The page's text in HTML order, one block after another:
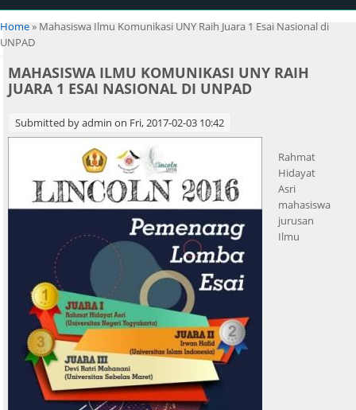
You are here
Home» Mahasiswa Ilmu Komunikasi UNY Raih Juara 1 Esai Nasional di
UNPAD
MAHASISWA ILMU KOMUNIKASI UNY RAIH
JUARA 1 ESAI NASIONAL DI UNPAD
Submitted byadmin on Fri, 2017-02-03 10:42
Rahmat
Hidayat
Asri
mahasiswa
jurusan
Ilmu